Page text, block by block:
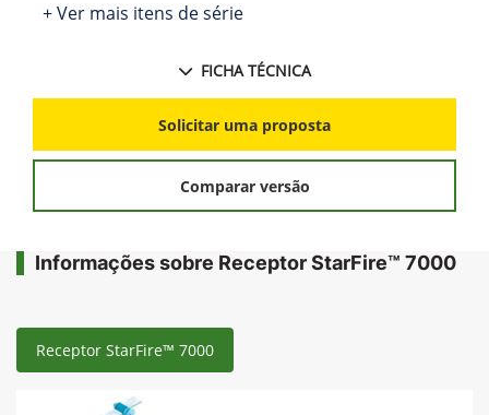
+ Ver mais itens de série
FICHA TÉCNICA
Solicitar uma proposta
Comparar versão
Informações sobre Receptor StarFire™ 7000
Receptor StarFire™ 7000